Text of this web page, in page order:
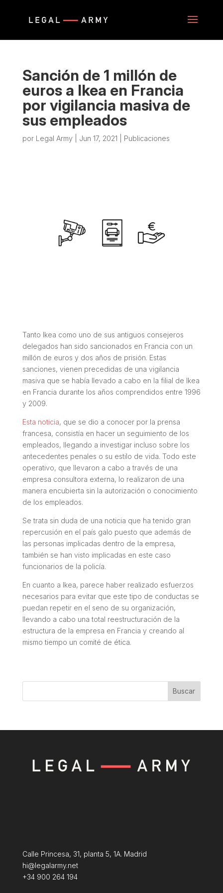
Sanción de 1 millón de
euros a Ikea en Francia
por vigilancia masiva de
sus empleados
por Legal Army Jun 17, 2021 Publicaciones
Tanto Ikea como uno de sus antiguos consejeros
delegados han sido sancionados en Francia con un
millón de euros y dos años de prisión. Estas
sanciones, vienen precedidas de una vigilancia
masiva que se había llevado a cabo en la filial de Ikea
en Francia durante los años comprendidos entre 1996
y 2009.
Esta noticia, que se dio a conocer por la prensa
francesa, consistía en hacer un seguimiento de los
empleados, llegando a investigar incluso sobre los
antecedentes penales o su estilo de vida. Todo este
operativo, que llevaron a cabo a través de una
empresa consultora externa, lo realizaron de una
manera encubierta sin la autorización o conocimiento
de los empleados.
Se trata sin duda de una noticia que ha tenido gran
repercusión en el país galo puesto que además de
las personas implicadas dentro de la empresa,
también se han visto implicadas en este caso
funcionarios de la policía.
En cuanto a Ikea, parece haber realizado esfuerzos
necesarios para evitar que este tipo de conductas se
puedan repetir en el seno de su organización,
llevando a cabo una total reestructuración de la
estructura de la empresa en Francia y creando al
mismo tiempo un comité de ética.
Buscar
Calle Princesa, 31, planta 5, 1A. Madrid
hi@legalarmy.net
+34 900 264 194